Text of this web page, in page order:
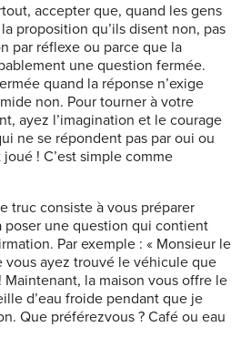
accepter que, quand les gens
proposition qu’ils disent non, pas
par réflexe ou parce que la
une question fermée.
quand la réponse n’exige
non. Pour tourner à votre
ayez l’imagination et le courage
ne se répondent pas par oui ou
! C’est simple comme
truc consiste à vous préparer
poser une question qui contient
Par exemple : « Monsieur le
ayez trouvé le véhicule que
la maison vous offre le
d’eau froide pendant que je
Que préférezvous ? Café ou eau